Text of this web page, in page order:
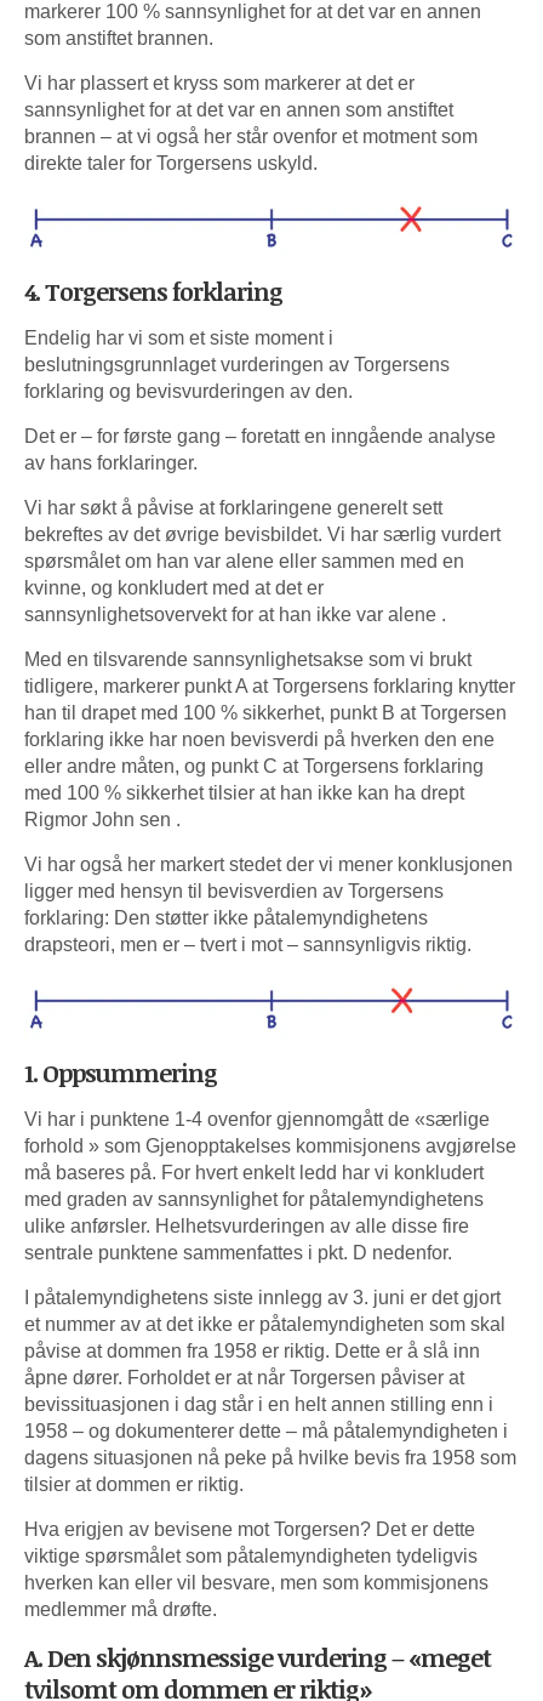
markerer 100 % sannsynlighet for at det var en annen
som anstiftet brannen.
Vi har plassert et kryss som markerer at det er
sannsynlighet for at det var en annen som anstiftet
brannen – at vi også her står ovenfor et motment som
direkte taler for Torgersens uskyld.
4. Torgersens forklaring
Endelig har vi som et siste moment i
beslutningsgrunnlaget vurderingen av Torgersens
forklaring og bevisvurderingen av den.
Det er – for første gang – foretatt en inngående analyse
av hans forklaringer.
Vi har søkt å påvise at forklaringene generelt sett
bekreftes av det øvrige bevisbildet. Vi har særlig vurdert
spørsmålet om han var alene eller sammen med en
kvinne, og konkludert med at det er
sannsynlighetsovervekt for at han ikke var alene .
Med en tilsvarende sannsynlighetsakse som vi brukt
tidligere, markerer punkt A at Torgersens forklaring knytter
han til drapet med 100 % sikkerhet, punkt B at Torgersen
forklaring ikke har noen bevisverdi på hverken den ene
eller andre måten, og punkt C at Torgersens forklaring
med 100 % sikkerhet tilsier at han ikke kan ha drept
Rigmor John sen .
Vi har også her markert stedet der vi mener konklusjonen
ligger med hensyn til bevisverdien av Torgersens
forklaring: Den støtter ikke påtalemyndighetens
drapsteori, men er – tvert i mot – sannsynligvis riktig.
1. Oppsummering
Vi har i punktene 1-4 ovenfor gjennomgått de «særlige
forhold » som Gjenopptakelses kommisjonens avgjørelse
må baseres på. For hvert enkelt ledd har vi konkludert
med graden av sannsynlighet for påtalemyndighetens
ulike anførsler. Helhetsvurderingen av alle disse fire
sentrale punktene sammenfattes i pkt. D nedenfor.
I påtalemyndighetens siste innlegg av 3. juni er det gjort
et nummer av at det ikke er påtalemyndigheten som skal
påvise at dommen fra 1958 er riktig. Dette er å slå inn
åpne dører. Forholdet er at når Torgersen påviser at
bevissituasjonen i dag står i en helt annen stilling enn i
1958 – og dokumenterer dette – må påtalemyndigheten i
dagens situasjonen nå peke på hvilke bevis fra 1958 som
tilsier at dommen er riktig.
Hva erigjen av bevisene mot Torgersen? Det er dette
viktige spørsmålet som påtalemyndigheten tydeligvis
hverken kan eller vil besvare, men som kommisjonens
medlemmer må drøfte.
A. Den skjønnsmessige vurdering – «meget
tvilsomt om dommen er riktig»